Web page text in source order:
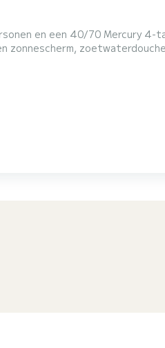
en een 40/70 Mercury 4-
eilanden van de
nodig. De